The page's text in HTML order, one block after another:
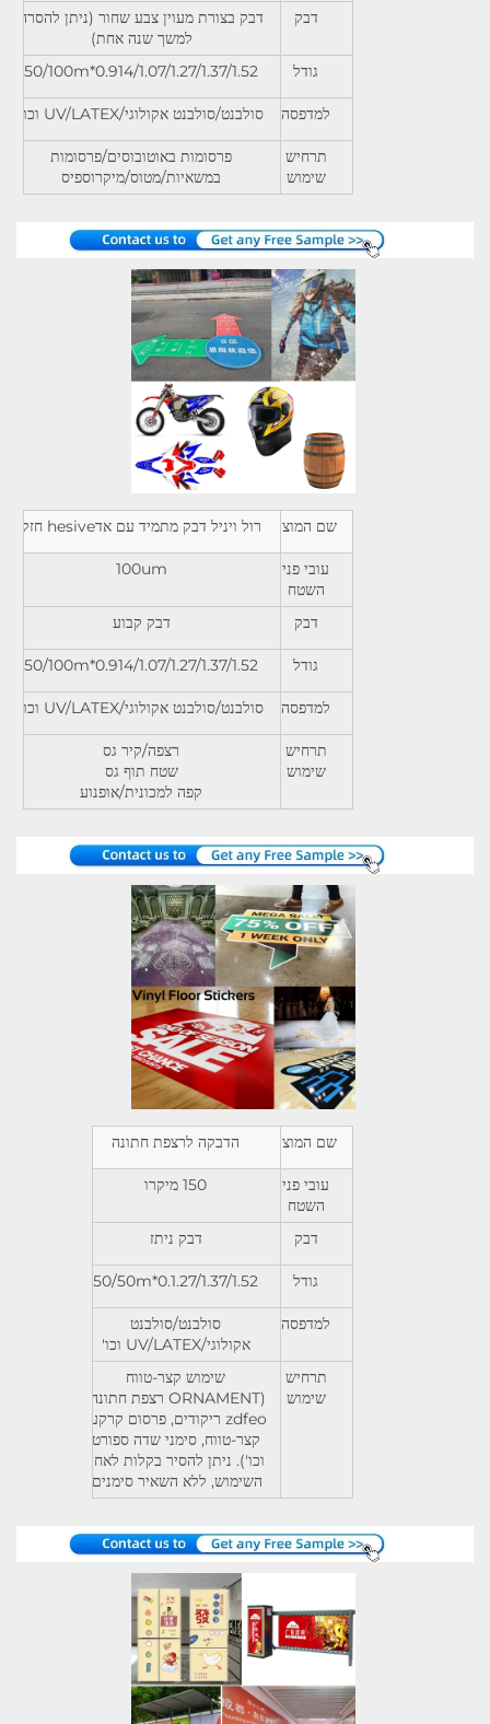
דבק
דבק בצורת מעוין צבע שחור (ניתן להסרה
למשך שנה אחת)
גודל
0.914/1.07/1.27/1.37/1.52*50/100m
למדפסה סולבנט/סולבנט אקולוגי/UV/LATEX וכו'
תרחיש
שימוש
פרסומות באוטובוסים/פרסומות
במשאיות/מטוס/מיקרוספיס
שם המוצר רול ויניל דבק מתמיד עם אדhesive חזק
עובי פני
השטח
100um
דבק דבק קבוע
גודל 0.914/1.07/1.27/1.37/1.52*50/100m
למדפסה סולבנט/סולבנט אקולוגי/UV/LATEX וכו'
תרחיש
שימוש
רצפה/קיר גס
שטח תוף גס
קפה למכונית/אופנוע
שם המוצר הדבקה לרצפת חתונה
עובי פני
השטח
150 מיקרו
דבק דבק ניתז
גודל 0.1.27/1.37/1.52*50/50m
למדפסה
סולבנט/סולבנט
אקולוגי/UV/LATEX וכו'
תרחיש
שימוש
שימוש קצר-טווח
(ORNAMENT רצפת חתונה,
zdfeo ריקודים, פרסום קרקעי
קצר-טווח, סימני שדה ספורט
וכו'). ניתן להסיר בקלות לאחר
השימוש, ללא השאיר סימנים.